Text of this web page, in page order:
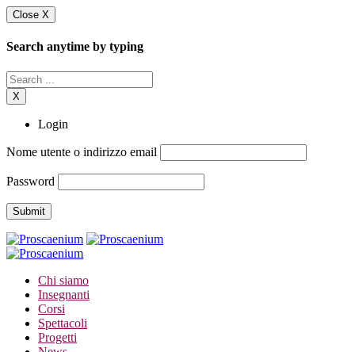
Close X
Search anytime by typing
X
Login
Nome utente o indirizzo email
Password
Chi siamo
Insegnanti
Corsi
Spettacoli
Progetti